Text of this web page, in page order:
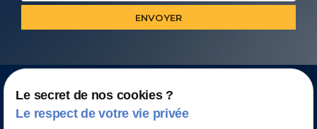
Le secret de nos cookies ?
Le respect de votre vie privée